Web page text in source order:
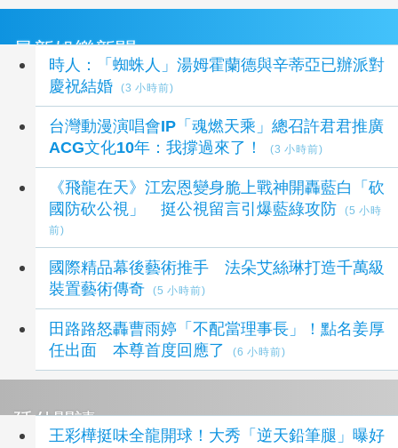
最新娛樂新聞
時人：「蜘蛛人」湯姆霍蘭德與辛蒂亞已辦派對
慶祝結婚
(3 小時前)
台灣動漫演唱會IP「魂燃天乘」總召許君君推廣
ACG文化10年：我撐過來了！
(3 小時前)
《飛龍在天》江宏恩變身脆上戰神開轟藍白「砍
國防砍公視」 挺公視留言引爆藍綠攻防
(5 小時
前)
國際精品幕後藝術推手 法朵艾絲琳打造千萬級
裝置藝術傳奇
(5 小時前)
田路路怒轟曹雨婷「不配當理事長」！點名姜厚
任出面 本尊首度回應了
(6 小時前)
延伸閱讀
王彩樺挺味全龍開球！大秀「逆天鉛筆腿」曝好